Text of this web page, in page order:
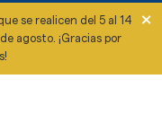
se realicen del 5 al 14
agosto. ¡Gracias por
×